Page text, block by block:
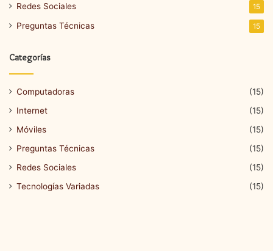
Redes Sociales 15
Preguntas Técnicas 15
Categorías
Computadoras
(15)
Internet
(15)
Móviles
(15)
Preguntas Técnicas
(15)
Redes Sociales
(15)
Tecnologías Variadas
(15)